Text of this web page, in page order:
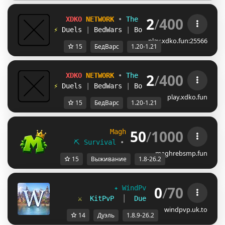
XDKO NETWORK •
The Ultimate Experience
⚡ Duels BedWars BoxPvP & more..
2/400
play.xdko.fun:25566
15 БедВарс 1.20-1.21
XDKO NETWORK •
The Ultimate Experience
⚡ Duels BedWars BoxPvP & more..
2/400
play.xdko.fun
15 БедВарс 1.20-1.21
MaghrebSMP 1.8 - 26.2
⛏ Survival
∙ ⚔ Duels ∙ ☁ SheepWars
50/1000
maghrebsmp.fun
15 Выживание 1.8-26.2
✦ WindPvP [1.8.9-26.2
⚔ KitPvP Duels │ Capture
0/70
windpvp.uk.to
14 Дуэль 1.8.9-26.2